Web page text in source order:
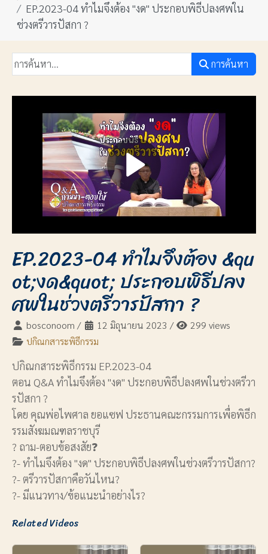
EP.2023-04 ทำไมจึงต้อง "งด" ประกอบพิธีปลงศพใน
ช่วงตรีวารปัสกา ?
การค้นหา
EP.2023-04 ทำไมจึงต้อง &qu
ot;งด&quot; ประกอบพิธีปลง
ศพในช่วงตรีวารปัสกา ?
bosconoom / 12 มิถุนายน 2023 /
299 views
ปกิณกสาระพิธีกรรม
ปกิณกสาระพิธีกรรม EP.2023-04
ตอน Q&A ทำไมจึงต้อง "งด" ประกอบพิธีปลงศพในช่วงตรีวา
รปัสกา ?
โดย คุณพ่อไพศาล ยอแซฟ ประธานคณะกรรมการเพื่อพิธีก
รรมสังฆมณฑลราชบุรี
? ถาม-ตอบข้อสงสัย❓
?- ทำไมจึงต้อง "งด" ประกอบพิธีปลงศพในช่วงตรีวารปัสกา?
?- ตรีวารปัสกาคือวันไหน?
?- มีแนวทาง/ข้อแนะนำอย่างไร?
Related Videos